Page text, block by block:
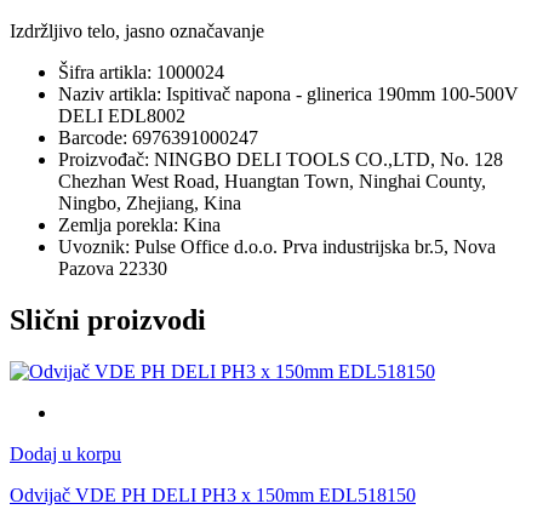
Izdržljivo telo, jasno označavanje
Šifra artikla: 1000024
Naziv artikla: Ispitivač napona - glinerica 190mm 100-500V
DELI EDL8002
Barcode: 6976391000247
Proizvođač: NINGBO DELI TOOLS CO.,LTD, No. 128
Chezhan West Road, Huangtan Town, Ninghai County,
Ningbo, Zhejiang, Kina
Zemlja porekla: Kina
Uvoznik: Pulse Office d.o.o. Prva industrijska br.5, Nova
Pazova 22330
Slični proizvodi
Dodaj u korpu
Odvijač VDE PH DELI PH3 x 150mm EDL518150